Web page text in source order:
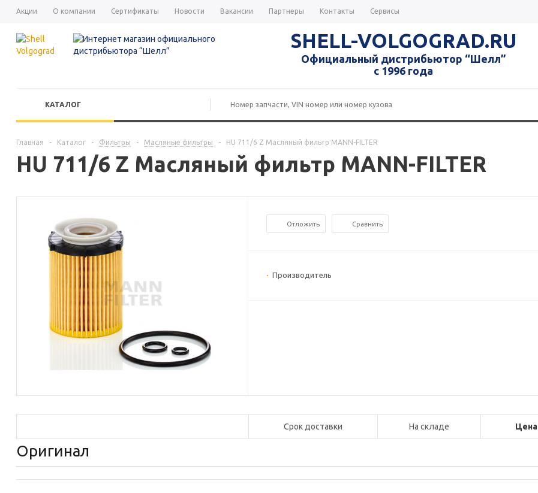
Акции О компании Сертификаты Новости Вакансии Партнеры Контакты Сервисы
SHELL-VOLGOGRAD.RU
Официальный дистрибьютор “Шелл”
с 1996 года
КАТАЛОГ
Главная - Каталог - Фильтры - Масляные фильтры - HU 711/6 Z Масляный фильтр MANN-FILTER
HU 711/6 Z Масляный фильтр MANN-FILTER
Отложить Сравнить
Производитель
Срок доставки На складе Цена
Оригинал